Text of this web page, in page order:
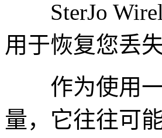
SterJo
用于恢复您丢
作为使用一
量，它往往可